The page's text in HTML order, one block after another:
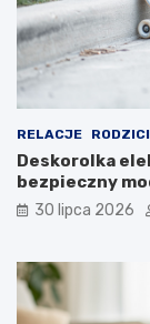
RELACJE
Deskorolka
bezpieczny
30 lipca 2026